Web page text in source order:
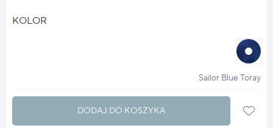
KOLOR
halo
?
Sailor Blue Toray
DODAJ DO KOSZYKA